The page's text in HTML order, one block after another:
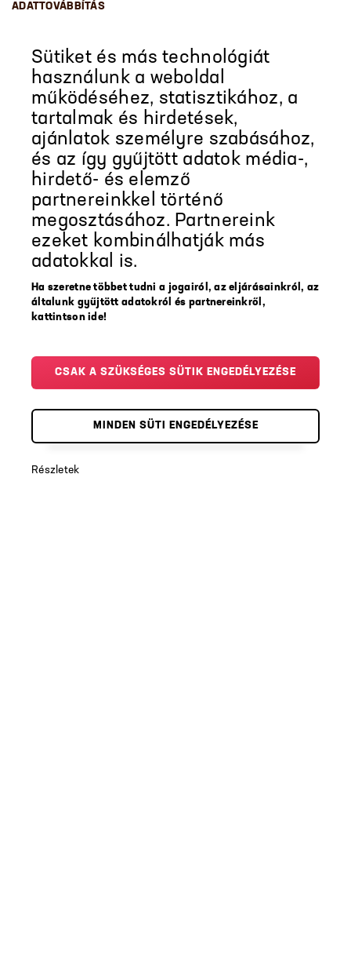
ADATTOVÁBBÍTÁS
JOGORVOSLATI JOG
Az érintettek bármikor tájékoztatást kérhetnek személyes
adataik kezeléséről, kérhetik azok helyesbítését, illetve - a
jogszabályban elrendelt adatkezelések kivételével - törlését.
Kérelmükre részletes tájékoztatást adunk az általunk kezelt,
illetőleg az általunk megbízott feldolgozó által feldolgozott
adatokról, azok forrásáról, az adatkezelés céljáról, jogalapjáról,
időtartamáról, az adatfeldolgozó nevéről, címéről és az
adatkezeléssel összefüggő tevékenységéről.
Kifogás esetén jogorvoslati lehetőséggel, illetve panasszal
élhetnek az alábbi hatóságnál:
Név: Nemzeti Adatvédelmi és Információszabadság Hatóság
Székhely: 1024 Budapest, Szilágyi Erzsébet fasor 22/C.
ZÁRÓ RENDELKEZÉS
A Szabályzat valamely pontjának érvénytelensége a Szabályzat
Tihanyi Barbara
ügyvezető
Sütiket és más technológiát
használunk a weboldal
működéséhez, statisztikához, a
tartalmak és hirdetések,
ajánlatok személyre szabásához,
és az így gyűjtött adatok média-,
hirdető- és elemző
partnereinkkel történő
megosztásához. Partnereink
ezeket kombinálhatják más
adatokkal is.
Ha szeretne többet tudni a jogairól, az eljárásainkról, az
általunk gyűjtött adatokról és partnereinkről,
kattintson ide!
CSAK A SZÜKSÉGES SÜTIK ENGEDÉLYEZÉSE
MINDEN SÜTI ENGEDÉLYEZÉSE
Részletek